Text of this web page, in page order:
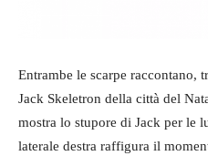
Entrambe le scarpe raccontano,
Jack Skeletron della città del
mostra lo stupore di Jack per le
laterale destra raffigura il